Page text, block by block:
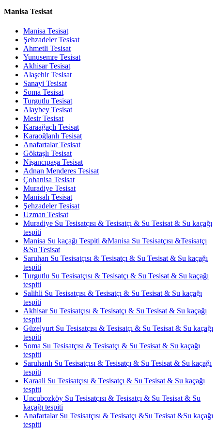
Manisa Tesisat
Manisa Tesisat
Şehzadeler Tesisat
Ahmetli Tesisat
Yunusemre Tesisat
Akhisar Tesisat
Alaşehir Tesisat
Sanayi Tesisat
Soma Tesisat
Turgutlu Tesisat
Alaybey Tesisat
Mesir Tesisat
Karaağaçlı Tesisat
Karaoğlanlı Tesisat
Anafartalar Tesisat
Göktaşlı Tesisat
Nişancıpaşa Tesisat
Adnan Menderes Tesisat
Çobanisa Tesisat
Muradiye Tesisat
Manisalı Tesisat
Şehzadeler Tesisat
Uzman Tesisat
Muradiye Su Tesisatçısı & Tesisatçı & Su Tesisat & Su kaçağı
tespiti
Manisa Su kaçağı Tespiti &Manisa Su Tesisatçısı &Tesisatçı
&Su Tesisat
Saruhan Su Tesisatçısı & Tesisatçı & Su Tesisat & Su kaçağı
tespiti
Turgutlu Su Tesisatçısı & Tesisatçı & Su Tesisat & Su kaçağı
tespiti
Salihli Su Tesisatçısı & Tesisatçı & Su Tesisat & Su kaçağı
tespiti
Akhisar Su Tesisatçısı & Tesisatçı & Su Tesisat & Su kaçağı
tespiti
Güzelyurt Su Tesisatçısı & Tesisatçı & Su Tesisat & Su kaçağı
tespiti
Soma Su Tesisatçısı & Tesisatçı & Su Tesisat & Su kaçağı
tespiti
Saruhanlı Su Tesisatçısı & Tesisatçı & Su Tesisat & Su kaçağı
tespiti
Karaali Su Tesisatçısı & Tesisatçı & Su Tesisat & Su kaçağı
tespiti
Uncubozköy Su Tesisatçısı & Tesisatçı & Su Tesisat & Su
kaçağı tespiti
Anafartalar Su Tesisatçısı & Tesisatçı &Su Tesisat &Su kaçağı
tespiti